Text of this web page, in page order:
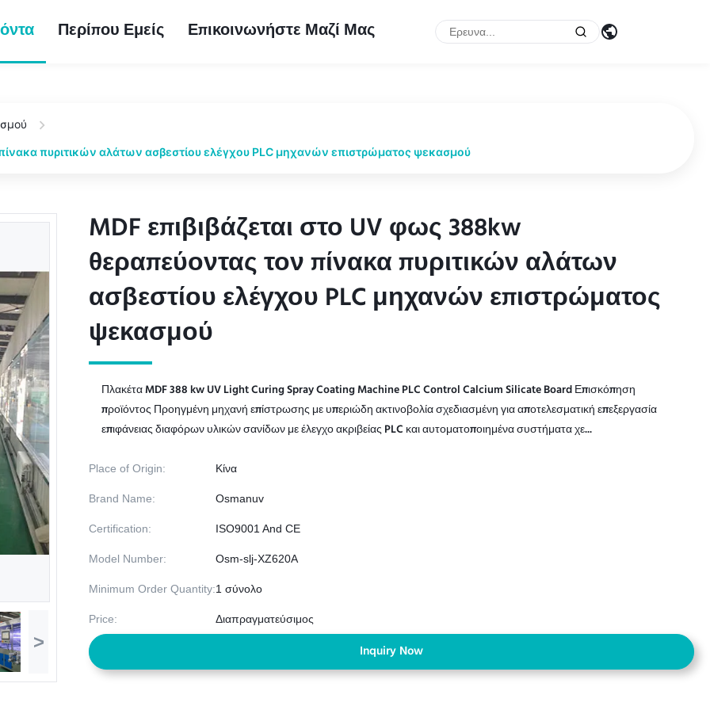
Περίπου Εμείς Επικοινωνήστε Μαζί Μας
πυριτικών αλάτων ασβεστίου ελέγχου PLC μηχανών επιστρώματος ψεκασμού
>
MDF επιβιβάζεται στο UV φως 388kw
θεραπεύοντας τον πίνακα πυριτικών αλάτων
ασβεστίου ελέγχου PLC μηχανών επιστρώματος
ψεκασμού
MDF επιβιβάζεται στο UV φως 388kw
θεραπεύοντας τον πίνακα πυριτικών αλάτων
ασβεστίου ελέγχου PLC μηχανών επιστρώματος
ψεκασμού
Πλακέτα MDF 388 kw UV Light Curing Spray Coating Machine PLC Control Calcium Silicate Board Επισκόπηση
προϊόντος Προηγμένη μηχανή επίστρωσης με υπεριώδη ακτινοβολία σχεδιασμένη για αποτελεσματική επεξεργασία
επιφάνειας διαφόρων υλικών σανίδων με έλεγχο ακριβείας PLC και αυτοματοποιημένα συστήματα χε...
Place of Origin: Κίνα
Brand Name: Osmanuv
Certification: ISO9001 And CE
Model Number: Osm-slj-XZ620A
Minimum Order Quantity:1 σύνολο
Price: Διαπραγματεύσιμος
Inquiry Now